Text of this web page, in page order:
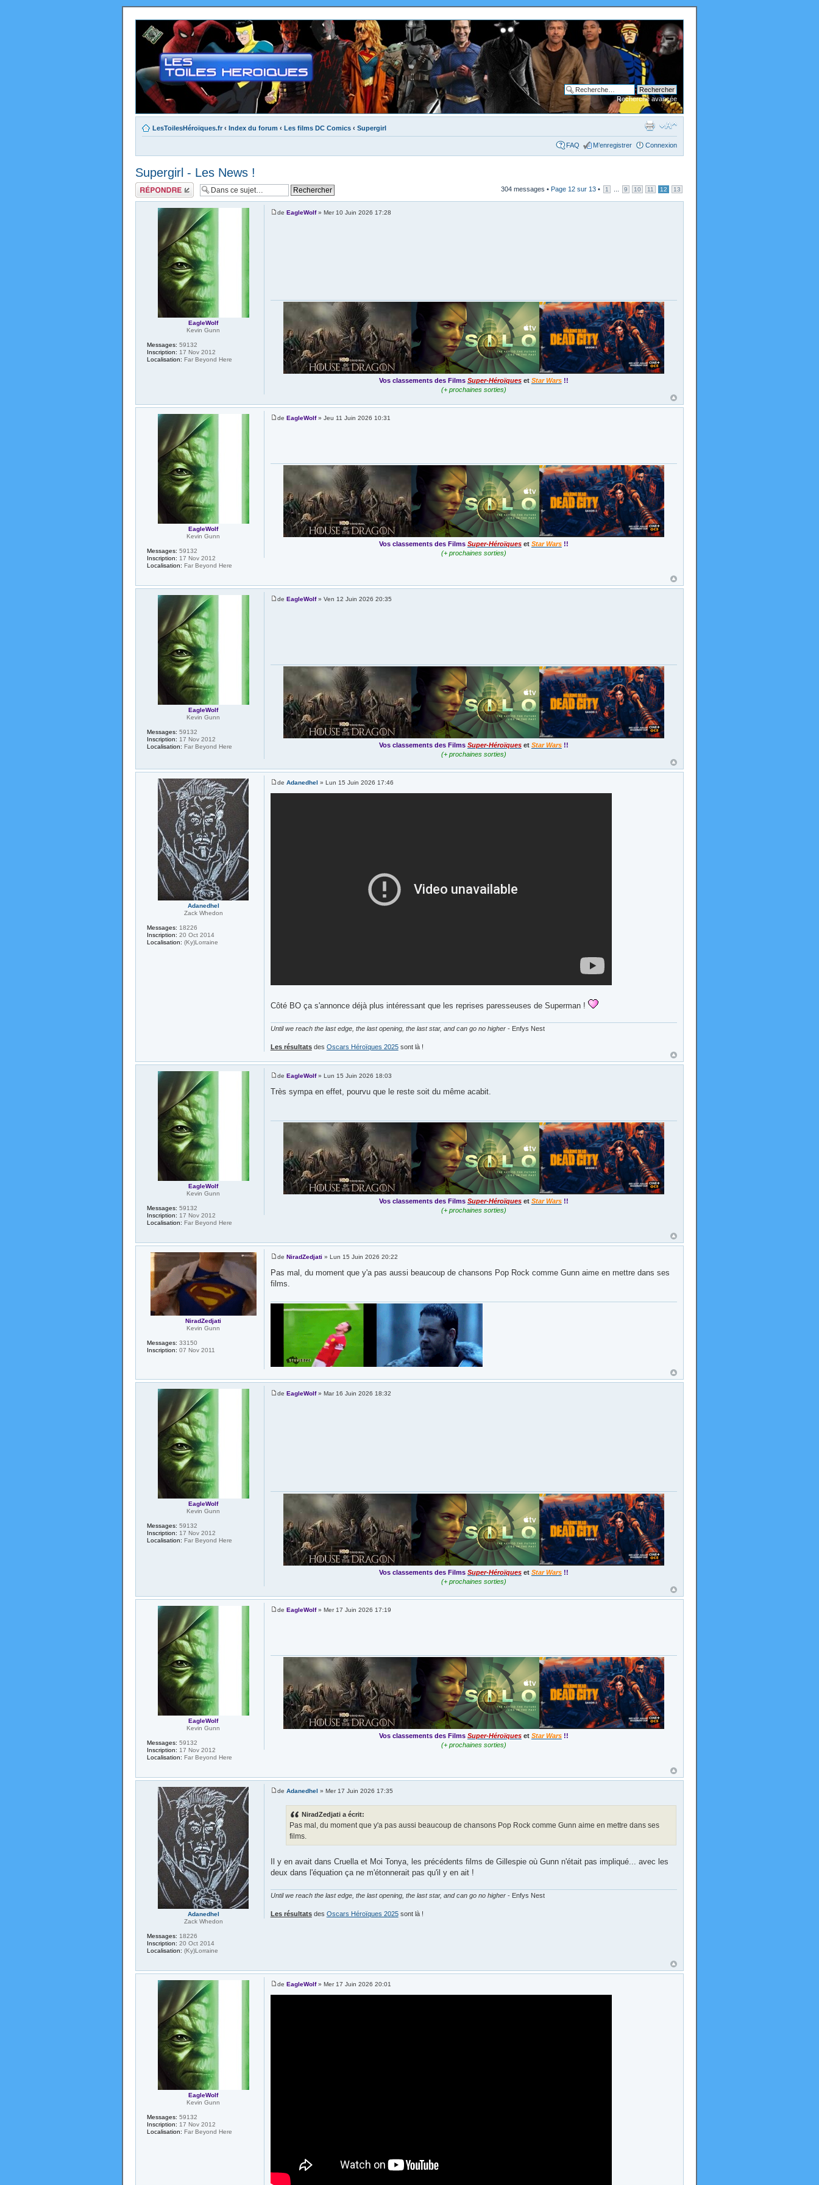
Recherche avancée
LesToilesHéroïques.fr ‹ Index du forum ‹ Les films DC Comics ‹ Supergirl
FAQ M’enregistrer Connexion
Supergirl - Les News !
Répondre 304 messages • Page 12 sur 13 • 1 9 10 11 12 13
de EagleWolf» Mer 10 Juin 2026 17:28
Vos classements des Films Super-Héroïques et Star Wars !!
(+ prochaines sorties)
EagleWolf
Kevin Gunn
Messages: 59132
Inscription: 17 Nov 2012
Localisation: Far Beyond Here
de EagleWolf» Jeu 11 Juin 2026 10:31
Vos classements des Films Super-Héroïques et Star Wars !!
(+ prochaines sorties)
EagleWolf
Kevin Gunn
Messages: 59132
Inscription: 17 Nov 2012
Localisation: Far Beyond Here
de EagleWolf» Ven 12 Juin 2026 20:35
Vos classements des Films Super-Héroïques et Star Wars !!
(+ prochaines sorties)
EagleWolf
Kevin Gunn
Messages: 59132
Inscription: 17 Nov 2012
Localisation: Far Beyond Here
de Adanedhel » Lun 15 Juin 2026 17:46
Côté BO ça s'annonce déjà plus intéressant que les reprises paresseuses de Superman !
Until we reach the last edge, the last opening, the last star, and can go no higher- Enfys Nest
Les résultatsdes Oscars Héroïques 2025sont là !
Adanedhel
Zack Whedon
Messages: 18226
Inscription: 20 Oct 2014
Localisation: (Ky)Lorraine
de EagleWolf» Lun 15 Juin 2026 18:03
Très sympa en effet, pourvu que le reste soit du même acabit.
Vos classements des Films Super-Héroïques et Star Wars !!
(+ prochaines sorties)
EagleWolf
Kevin Gunn
Messages: 59132
Inscription: 17 Nov 2012
Localisation: Far Beyond Here
de NiradZedjati » Lun 15 Juin 2026 20:22
Pas mal, du moment que y'a pas aussi beaucoup de chansons Pop Rock comme Gunn aime en mettre dans ses
films.
NiradZedjati
Kevin Gunn
Messages: 33150
Inscription: 07 Nov 2011
de EagleWolf» Mar 16 Juin 2026 18:32
Vos classements des Films Super-Héroïques et Star Wars !!
(+ prochaines sorties)
EagleWolf
Kevin Gunn
Messages: 59132
Inscription: 17 Nov 2012
Localisation: Far Beyond Here
de EagleWolf» Mer 17 Juin 2026 17:19
Vos classements des Films Super-Héroïques et Star Wars !!
(+ prochaines sorties)
EagleWolf
Kevin Gunn
Messages: 59132
Inscription: 17 Nov 2012
Localisation: Far Beyond Here
de Adanedhel » Mer 17 Juin 2026 17:35
NiradZedjati a écrit:
Pas mal, du moment que y'a pas aussi beaucoup de chansons Pop Rock comme Gunn aime en mettre dans ses
films.
Il y en avait dans Cruella et Moi Tonya, les précédents films de Gillespie où Gunn n'était pas impliqué... avec les
deux dans l'équation ça ne m'étonnerait pas qu'il y en ait !
Until we reach the last edge, the last opening, the last star, and can go no higher- Enfys Nest
Les résultatsdes Oscars Héroïques 2025sont là !
Adanedhel
Zack Whedon
Messages: 18226
Inscription: 20 Oct 2014
Localisation: (Ky)Lorraine
de EagleWolf» Mer 17 Juin 2026 20:01
EagleWolf
Kevin Gunn
Messages: 59132
Inscription: 17 Nov 2012
Localisation: Far Beyond Here